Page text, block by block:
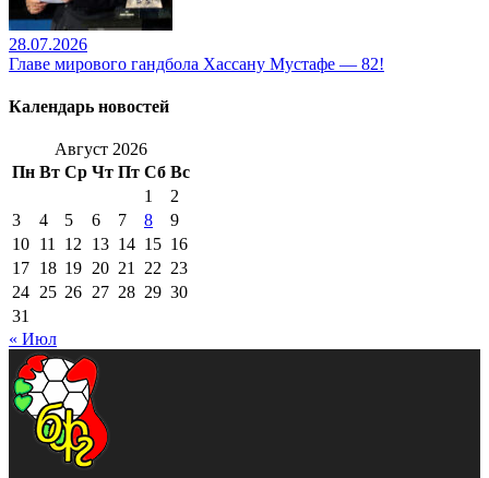
28.07.2026
Главе мирового гандбола Хассану Мустафе — 82!
Календарь новостей
Август 2026
Пн Вт Ср Чт Пт Сб Вс
1
2
3
4 5 6 7 8
9
10 11 12 13 14 15 16
17 18 19 20 21 22 23
24 25 26 27 28 29 30
31
« Июл